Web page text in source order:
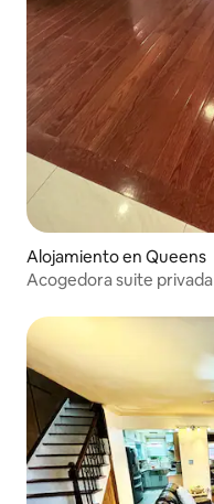
Alojamiento en Queens
Acogedora suite privada